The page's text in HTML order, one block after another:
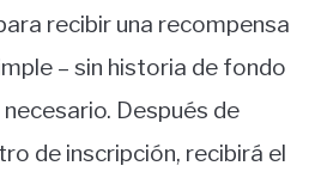
recibir una recompensa
– sin historia de fondo
Después de
de inscripción, recibirá el